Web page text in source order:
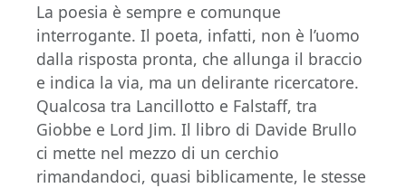
La poesia è sempre e comunque
interrogante. Il poeta, infatti, non è l’uomo
dalla risposta pronta, che allunga il braccio
e indica la via, ma un delirante ricercatore.
Qualcosa tra Lancillotto e Falstaff, tra
Giobbe e Lord Jim. Il libro di Davide Brullo
ci mette nel mezzo di un cerchio
rimandandoci, quasi biblicamente, le stesse